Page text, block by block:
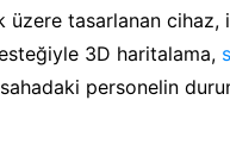
tasarlanan cihaz,
3D haritalama,
personelin